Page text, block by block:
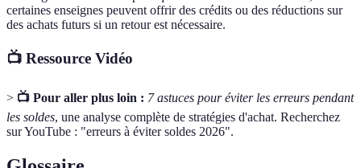
certaines enseignes peuvent offrir des crédits ou des réductions sur
des achats futurs si un retour est nécessaire.
📺 Ressource Vidéo
> 📺 Pour aller plus loin : 7 astuces pour éviter les erreurs pendant
les soldes, une analyse complète de stratégies d'achat. Recherchez
sur YouTube : "erreurs à éviter soldes 2026".